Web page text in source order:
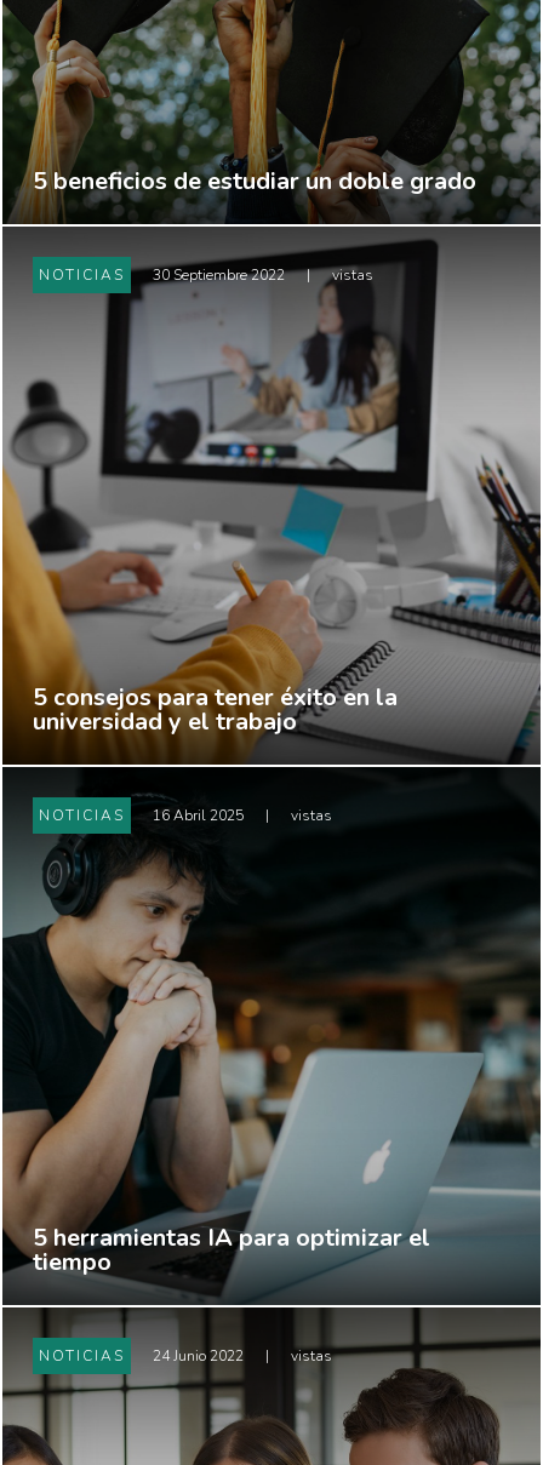
5 beneficios de estudiar un doble grado
NOTICIAS 30 Septiembre 2022 | vistas
5 consejos para tener éxito en la
universidad y el trabajo
NOTICIAS 16 Abril 2025 | vistas
5 herramientas IA para optimizar el
tiempo
NOTICIAS 24 Junio 2022 | vistas